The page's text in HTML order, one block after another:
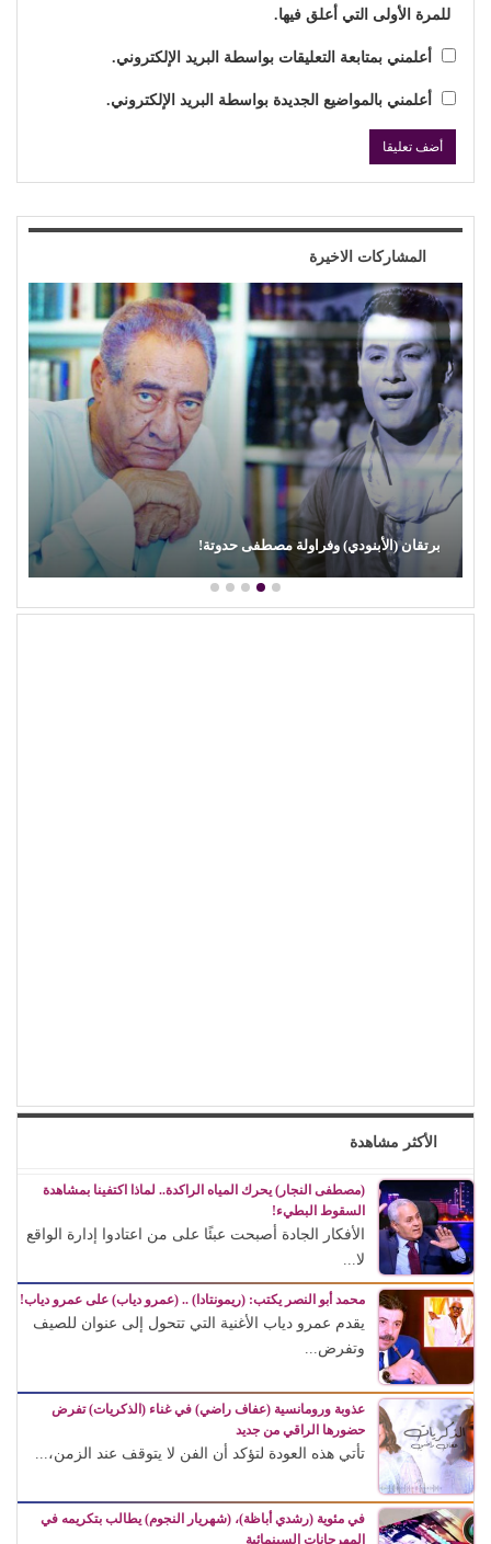
للمرة الأولى التي أعلق فيها.
أعلمني بمتابعة التعليقات بواسطة البريد الإلكتروني.
أعلمني بالمواضيع الجديدة بواسطة البريد الإلكتروني.
المشاركات الاخيرة
محمود عطية يكتب: سوق (الترند) واللحم الرخيص!
الأكثر مشاهدة
(مصطفى النجار) يحرك المياه الراكدة.. لماذا اكتفينا بمشاهدة
السقوط البطيء!
الأفكار الجادة أصبحت عبئًا على من اعتادوا إدارة الواقع
لا...
محمد أبو النصر يكتب: (ريمونتادا) .. (عمرو دياب) على عمرو دياب!
يقدم عمرو دياب الأغنية التي تتحول إلى عنوان للصيف
وتفرض...
عذوبة ورومانسية (عفاف راضي) في غناء (الذكريات) تفرض
حضورها الراقي من جديد
تأتي هذه العودة لتؤكد أن الفن لا يتوقف عند الزمن،...
في مئوية (رشدي أباظة)، (شهريار النجوم) يطالب بتكريمه في
المهرجانات السينمائية